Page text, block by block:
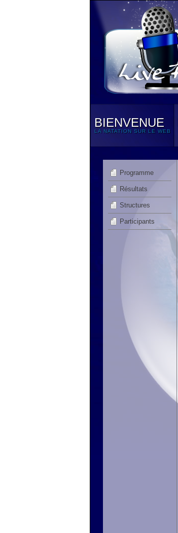
BIENVENUE
LA NATATION SUR LE WEB
Programme
Résultats
Structures
Participants